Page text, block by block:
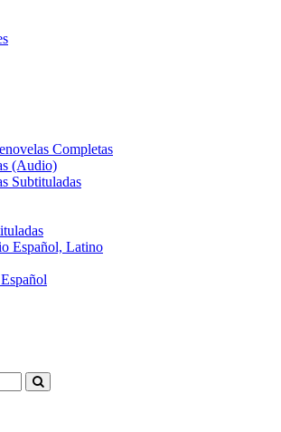
Completas
(Audio)
Subtituladas
Español, Latino